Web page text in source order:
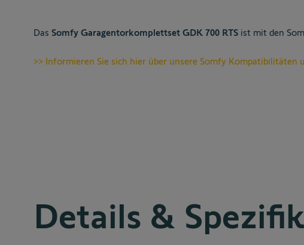
Das Somfy Garagentorkomplettset GDK 700 RTS ist mit den
>> Informieren Sie sich hier über unsere Somfy Kompatibilitäten
Details &